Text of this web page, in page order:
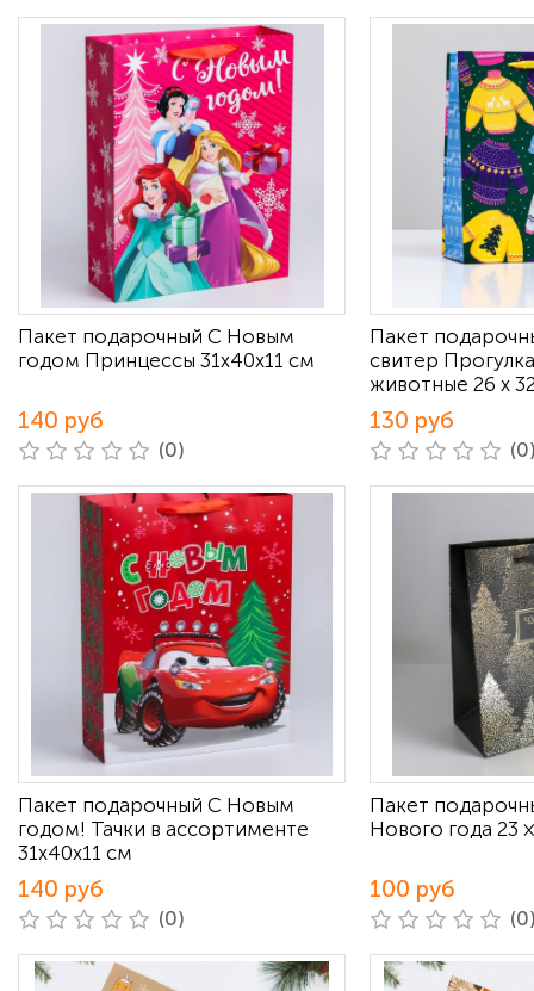
Пакет подарочный С Новым
годом Принцессы 31х40х11 см
140 руб
(0)
Пакет
свитер
животные 26 х
130 руб
Пакет подарочный С Новым
годом! Тачки в ассортименте
31х40х11 см
140 руб
(0)
Пакет
Нового года 23
100 руб